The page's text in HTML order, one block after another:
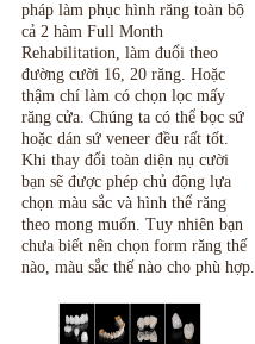
pháp làm phục hình răng toàn bộ
cả 2 hàm Full Month
Rehabilitation, làm đuổi theo
đường cười 16, 20 răng. Hoặc
thậm chí làm có chọn lọc mấy
răng cửa. Chúng ta có thể bọc sứ
hoặc dán sứ veneer đều rất tốt.
Khi thay đổi toàn diện nụ cười
bạn sẽ được phép chủ động lựa
chọn màu sắc và hình thể răng
theo mong muốn. Tuy nhiên bạn
chưa biết nên chọn form răng thế
nào, màu sắc thế nào cho phù hợp.